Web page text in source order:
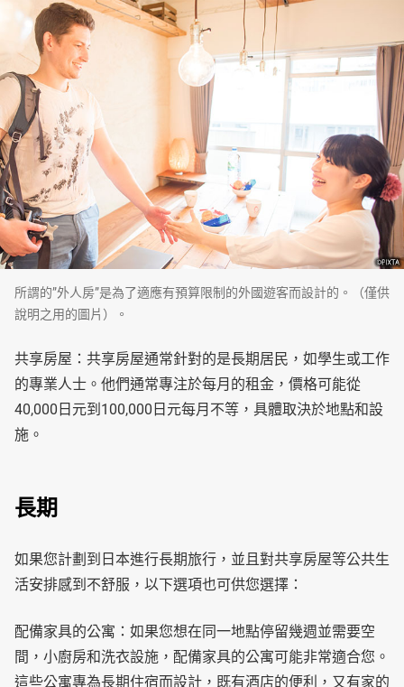
所謂的”外人房”是為了適應有預算限制的外國遊客而設計的。（僅供
說明之用的圖片）。
共享房屋：共享房屋通常針對的是長期居民，如學生或工作
的專業人士。他們通常專注於每月的租金，價格可能從
40,000日元到100,000日元每月不等，具體取決於地點和設
施。
長期
如果您計劃到日本進行長期旅行，並且對共享房屋等公共生
活安排感到不舒服，以下選項也可供您選擇：
配備家具的公寓：如果您想在同一地點停留幾週並需要空
間，小廚房和洗衣設施，配備家具的公寓可能非常適合您。
這些公寓專為長期住宿而設計，既有酒店的便利，又有家的